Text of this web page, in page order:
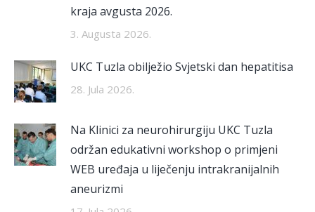
kraja avgusta 2026.
3. Augusta 2026.
UKC Tuzla obilježio Svjetski dan hepatitisa
28. Jula 2026.
Na Klinici za neurohirurgiju UKC Tuzla
održan edukativni workshop o primjeni
WEB uređaja u liječenju intrakranijalnih
aneurizmi